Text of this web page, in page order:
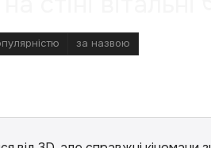
за назвою